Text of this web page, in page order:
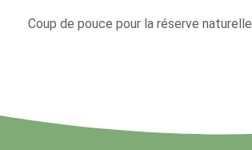
Coup de pouce pour la réserve naturelle